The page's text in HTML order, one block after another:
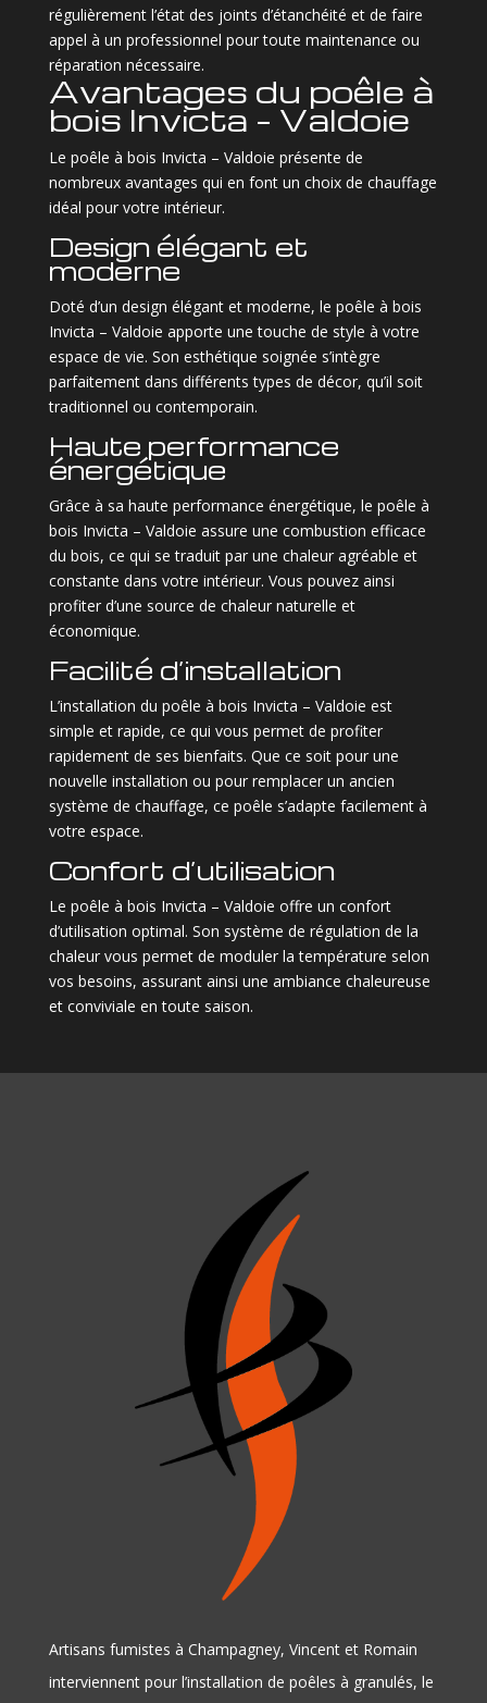
régulièrement l’état des joints d’étanchéité et de faire
appel à un professionnel pour toute maintenance ou
réparation nécessaire.
Avantages du poêle à
bois Invicta – Valdoie
Le poêle à bois Invicta – Valdoie présente de
nombreux avantages qui en font un choix de chauffage
idéal pour votre intérieur.
Design élégant et
moderne
Doté d’un design élégant et moderne, le poêle à bois
Invicta – Valdoie apporte une touche de style à votre
espace de vie. Son esthétique soignée s’intègre
parfaitement dans différents types de décor, qu’il soit
traditionnel ou contemporain.
Haute performance
énergétique
Grâce à sa haute performance énergétique, le poêle à
bois Invicta – Valdoie assure une combustion efficace
du bois, ce qui se traduit par une chaleur agréable et
constante dans votre intérieur. Vous pouvez ainsi
profiter d’une source de chaleur naturelle et
économique.
Facilité d’installation
L’installation du poêle à bois Invicta – Valdoie est
simple et rapide, ce qui vous permet de profiter
rapidement de ses bienfaits. Que ce soit pour une
nouvelle installation ou pour remplacer un ancien
système de chauffage, ce poêle s’adapte facilement à
votre espace.
Confort d’utilisation
Le poêle à bois Invicta – Valdoie offre un confort
d’utilisation optimal. Son système de régulation de la
chaleur vous permet de moduler la température selon
vos besoins, assurant ainsi une ambiance chaleureuse
et conviviale en toute saison.
Artisans fumistes à Champagney, Vincent et Romain
interviennent pour l’installation de poêles à granulés, le